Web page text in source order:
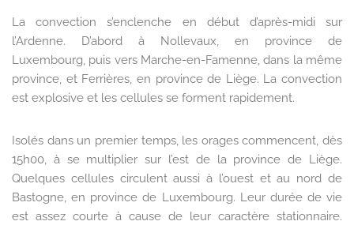
La convection s’enclenche en début d’après-midi sur
l’Ardenne. D’abord à Nollevaux, en province de
Luxembourg, puis vers Marche-en-Famenne, dans la même
province, et Ferrières, en province de Liège. La convection
est explosive et les cellules se forment rapidement.
Isolés dans un premier temps, les orages commencent, dès
15h00, à se multiplier sur l’est de la province de Liège.
Quelques cellules circulent aussi à l’ouest et au nord de
Bastogne, en province de Luxembourg. Leur durée de vie
est assez courte à cause de leur caractère stationnaire.